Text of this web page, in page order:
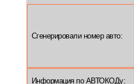
Сгенерировали номер авто:
Информация по АВТОКОДу: